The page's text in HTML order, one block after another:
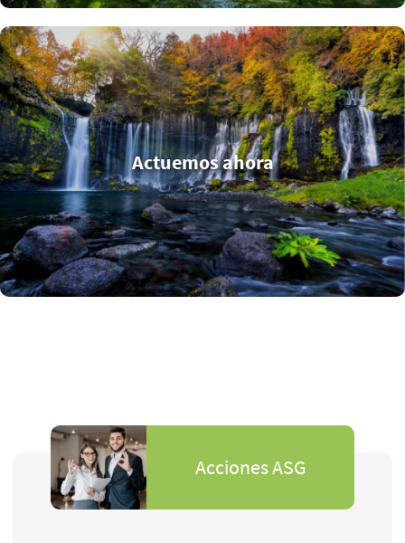
Actuemos ahora
Acciones ASG